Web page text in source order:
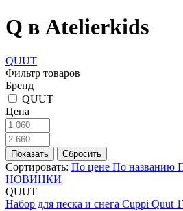
Q в Atelierkids
QUUT
Фильтр товаров
Бренд
QUUT
Цена
Сортировать: По цене По названию
НОВИНКИ
QUUT
Набор для песка и снега Cuppi Quut